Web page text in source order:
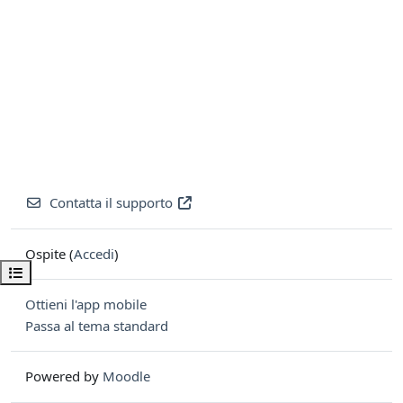
Apri indice del corso
Contatta il supporto
Ospite (Accedi)
Ottieni l'app mobile
Passa al tema standard
Powered by Moodle